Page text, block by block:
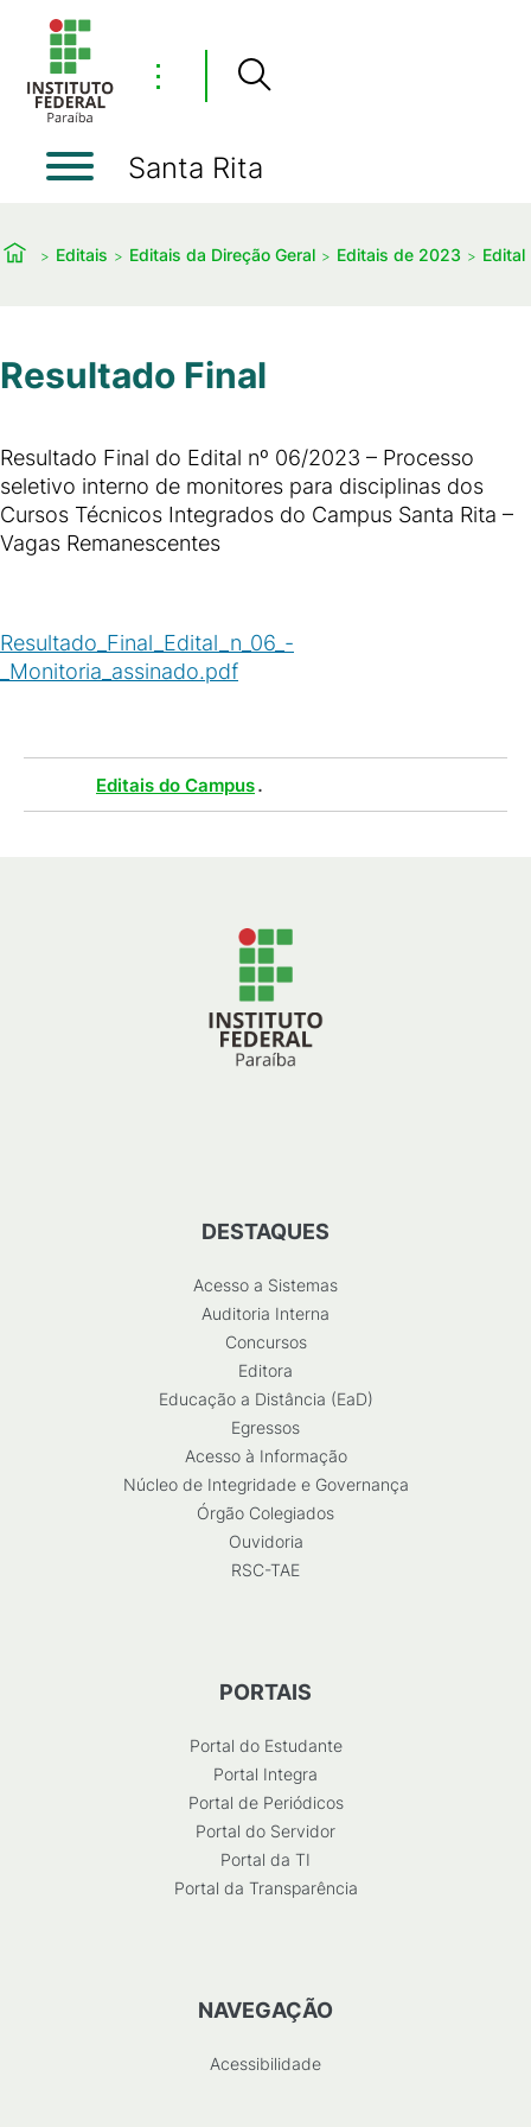
⋮
Santa Rita
Editais Editais da Direção Geral Editais de 2023
Resultado Final
Resultado Final do Edital nº 06/2023 – Processo
seletivo interno de monitores para disciplinas dos
Cursos Técnicos Integrados do Campus Santa Rita –
Vagas Remanescentes
Resultado_Final_Edital_n_06_-
_Monitoria_assinado.pdf
Editais do Campus.
DESTAQUES
Acesso a Sistemas
Auditoria Interna
Concursos
Editora
Educação a Distância (EaD)
Egressos
Acesso à Informação
Núcleo de Integridade e Governança
Órgão Colegiados
Ouvidoria
RSC-TAE
PORTAIS
Portal do Estudante
Portal Integra
Portal de Periódicos
Portal do Servidor
Portal da TI
Portal da Transparência
NAVEGAÇÃO
Acessibilidade